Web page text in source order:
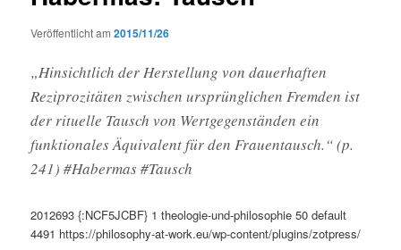
Veröffentlicht am2015/11/26
„Hinsichtlich der Herstellung von dauerhaften
Reziprozitäten zwischen ursprünglichen Fremden ist
der rituelle Tausch von Wertgegenständen ein
funktionales Äquivalent für den Frauentausch.“ (p.
241) #Habermas #Tausch
2012693 {:NCF5JCBF} 1 theologie-und-philosophie 50 default
4491 https://philosophy-at-work.eu/wp-content/plugins/zotpress/